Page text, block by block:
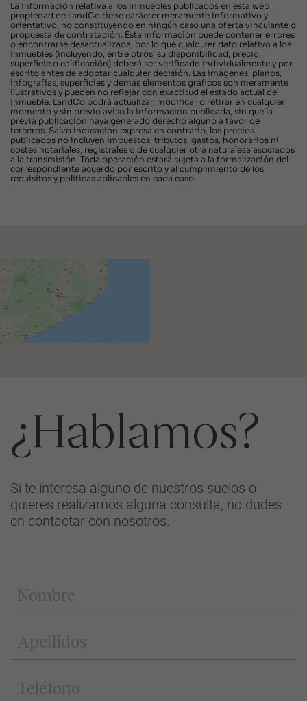
La información relativa a los inmuebles publicados en esta web
propiedad de LandCo tiene carácter meramente informativo y
orientativo, no constituyendo en ningún caso una oferta vinculante o
propuesta de contratación. Esta información puede contener errores
o encontrarse desactualizada, por lo que cualquier dato relativo a los
inmuebles (incluyendo, entre otros, su disponibilidad, precio,
superficie o calificación) deberá ser verificado individualmente y por
escrito antes de adoptar cualquier decisión. Las imágenes, planos,
infografías, superficies y demás elementos gráficos son meramente
ilustrativos y pueden no reflejar con exactitud el estado actual del
inmueble. LandCo podrá actualizar, modificar o retirar en cualquier
momento y sin previo aviso la información publicada, sin que la
previa publicación haya generado derecho alguno a favor de
terceros. Salvo indicación expresa en contrario, los precios
publicados no incluyen impuestos, tributos, gastos, honorarios ni
costes notariales, registrales o de cualquier otra naturaleza asociados
a la transmisión. Toda operación estará sujeta a la formalización del
correspondiente acuerdo por escrito y al cumplimiento de los
requisitos y políticas aplicables en cada caso.
¿Hablamos?
Si te interesa alguno de nuestros suelos o
quieres realizarnos alguna consulta, no dudes
en contactar con nosotros.